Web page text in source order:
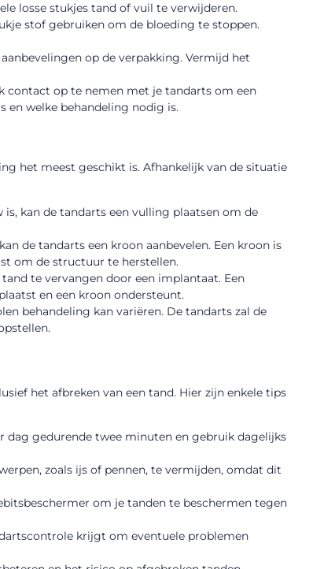
losse stukjes tand of vuil te verwijderen.
stof gebruiken om de bloeding te stoppen.
op de verpakking. Vermijd het
contact op te nemen met je tandarts om een
en welke behandeling nodig is.
het meest geschikt is. Afhankelijk van de situatie
kan de tandarts een vulling plaatsen om de
de tandarts een kroon aanbevelen. Een kroon is
om de structuur te herstellen.
te vervangen door een implantaat. Een
en een kroon ondersteunt.
behandeling kan variëren. De tandarts zal de
het afbreken van een tand. Hier zijn enkele tips
dag gedurende twee minuten en gebruik dagelijks
zoals ijs of pennen, te vermijden, omdat dit
om je tanden te beschermen tegen
krijgt om eventuele problemen